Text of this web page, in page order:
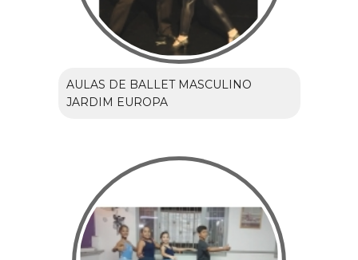
AULAS DE BALLET MASCULINO
JARDIM EUROPA